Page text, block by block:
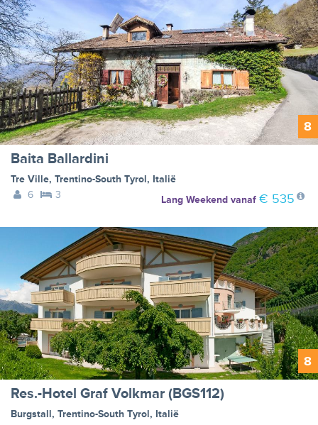
8
Baita Ballardini
Tre Ville, Trentino-South Tyrol, Italië
6
3 Lang Weekendvanaf € 535
8
Res.-Hotel Graf Volkmar (BGS112)
Burgstall, Trentino-South Tyrol, Italië